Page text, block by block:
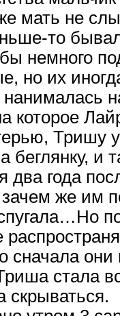
мать не
то
немного
но их
которое
Тришу
и
два года
зачем же им
сначала они
стала
скрываться.